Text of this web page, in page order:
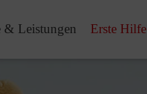
& Leistungen Erste Hilfe